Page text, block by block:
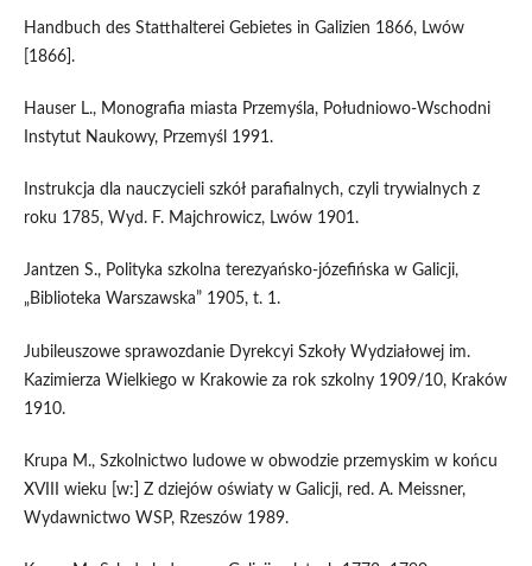
Handbuch des Statthalterei Gebietes in Galizien 1866, Lwów
[1866].
Hauser L., Monografia miasta Przemyśla, Południowo-Wschodni
Instytut Naukowy, Przemyśl 1991.
Instrukcja dla nauczycieli szkół parafialnych, czyli trywialnych z
roku 1785, Wyd. F. Majchrowicz, Lwów 1901.
Jantzen S., Polityka szkolna terezyańsko-józefińska w Galicji,
„Biblioteka Warszawska” 1905, t. 1.
Jubileuszowe sprawozdanie Dyrekcyi Szkoły Wydziałowej im.
Kazimierza Wielkiego w Krakowie za rok szkolny 1909/10, Kraków
1910.
Krupa M., Szkolnictwo ludowe w obwodzie przemyskim w końcu
XVIII wieku [w:] Z dziejów oświaty w Galicji, red. A. Meissner,
Wydawnictwo WSP, Rzeszów 1989.